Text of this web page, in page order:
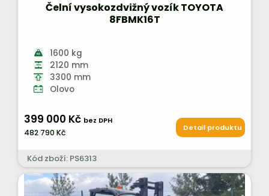
Čelní vysokozdvižný vozík TOYOTA
8FBMK16T
1600 kg
2120 mm
3300 mm
Olovo
399 000 Kč bez DPH
482 790 Kč Detail produktu
Kód zboží: PS6313